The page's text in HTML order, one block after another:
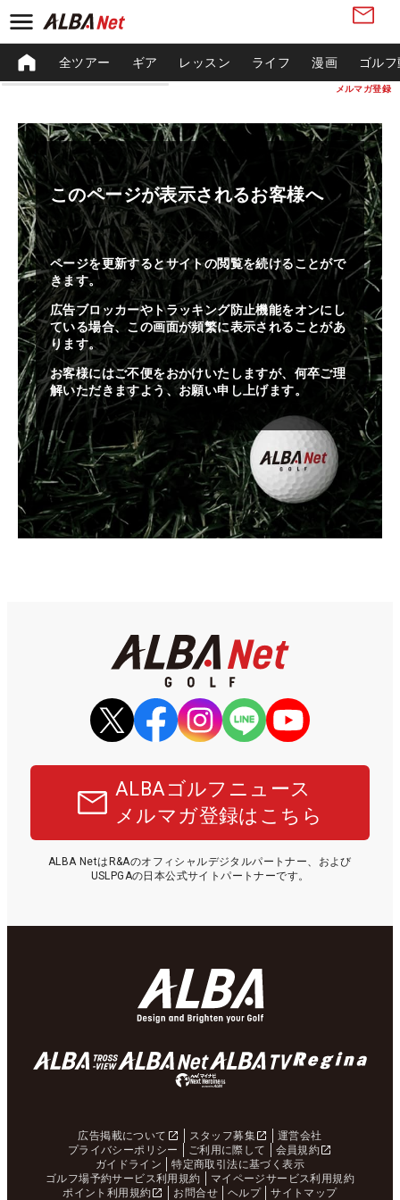
メルマガ登録
全ツアー ギア レッスン ライフ 漫画 ゴル
このページが表示されるお客様へ
ページを更新するとサイトの閲覧を続けることがで
きます。
広告ブロッカーやトラッキング防止機能をオンにし
ている場合、この画面が頻繁に表示されることがあ
ります。
お客様にはご不便をおかけいたしますが、何卒ご理
解いただきますよう、お願い申し上げます。
ALBAゴルフニュース
メルマガ登録はこちら
ALBA NetはR&Aのオフィシャルデジタルパートナー、および
USLPGAの日本公式サイトパートナーです。
広告掲載について スタッフ募集
運営会社
プライバシーポリシー
ご利用に際して
会員規約
ガイドライン
特定商取引法に基づく表示
ゴルフ場予約サービス利用規約
マイページサービス利用規約
ポイント利用規約
お問合せ ヘルプ サイトマップ